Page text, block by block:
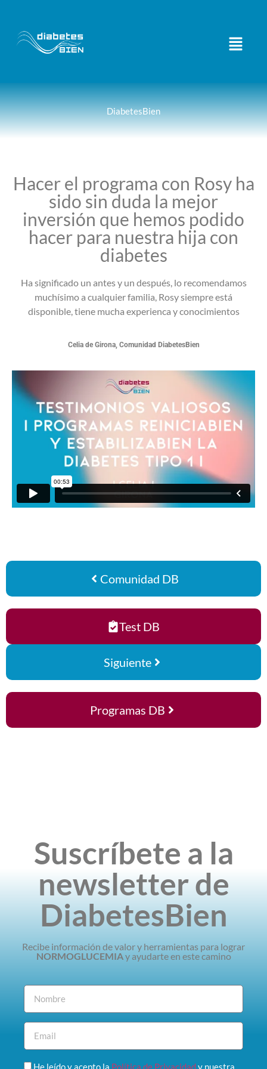
DiabetesBien
Hacer el programa con Rosy ha
sido sin duda la mejor
inversión que hemos podido
hacer para nuestra hija con
diabetes
Ha significado un antes y un después, lo recomendamos
muchísimo a cualquier familia, Rosy siempre está
disponible, tiene mucha experienca y conocimientos
Celia de Girona, Comunidad DiabetesBien
Comunidad DB
Test DB
Siguiente
Programas DB
Suscríbete a la
newsletter de
DiabetesBien
Recibe información de valor y herramientas para lograr
NORMOGLUCEMIAy ayudarte en este camino